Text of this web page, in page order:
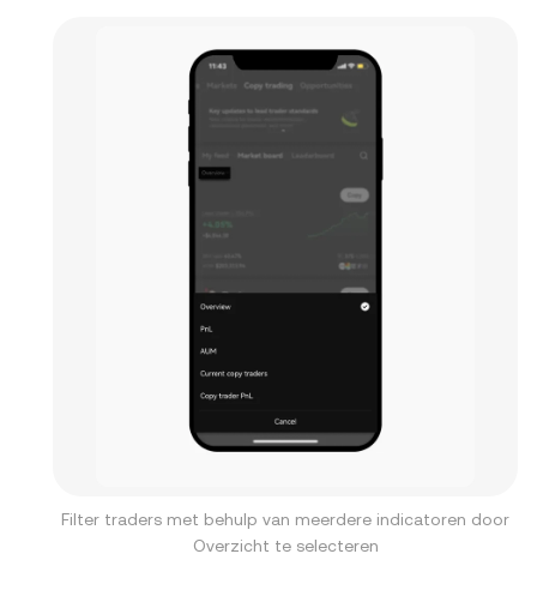
Filter traders met behulp van meerdere indicatoren door
Overzicht te selecteren